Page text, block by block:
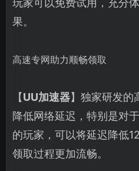
玩家可以免费试用，充分
果。
高速专网助力顺畅领取
【UU加速器】独家研发的
降低网络延迟，特别是对
的玩家，可以将延迟降低
领取过程更加流畅。